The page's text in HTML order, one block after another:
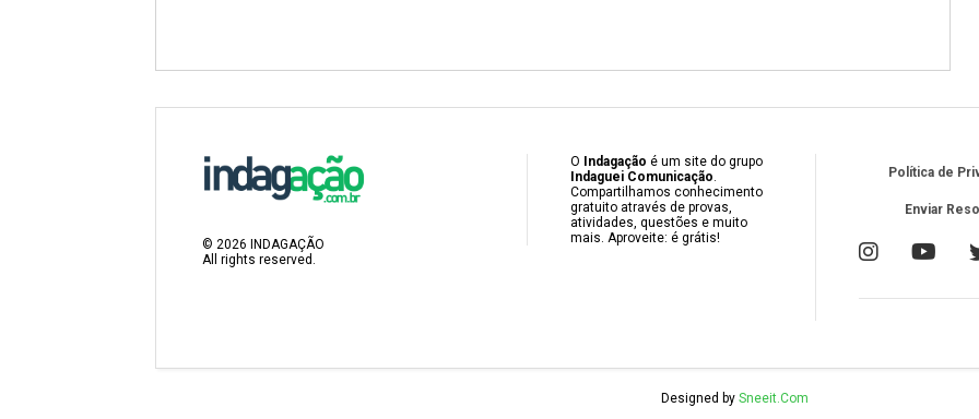
© 2026 INDAGAÇÃO
All rights reserved.
O Indagação é um site do grupo
Indaguei Comunicação.
Compartilhamos conhecimento
gratuito através de provas,
atividades, questões e muito
mais. Aproveite: é grátis!
Política de
Enviar
Designed by Sneeit.Com